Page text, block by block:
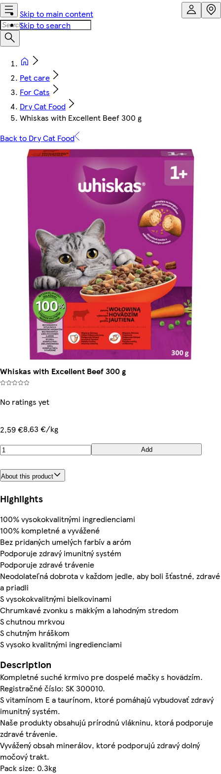
Skip to main content
Skip to search
Pet care
For Cats
Dry Cat Food
Whiskas with Excellent Beef 300 g
Back to Dry Cat Food
Whiskas with Excellent Beef 300 g
No ratings yet
2,59 €8,63 €/kg
Add
About this product
Highlights
100% vysokokvalitnými ingredienciami
100% kompletné a vyvážené
Bez pridaných umelých farbív a aróm
Podporuje zdravý imunitný systém
Podporuje zdravé trávenie
Neodolateľná dobrota v každom jedle, aby boli šťastné, zdravé
a priadli
S vysokokvalitnými bielkovinami
Chrumkavé zvonku s mäkkým a lahodným stredom
S chutnou mrkvou
S chutným hráškom
S vysoko kvalitnými ingredienciami
Description
Kompletné suché krmivo pre dospelé mačky s hovädzím.
Registračné číslo: SK 300010.
S vitamínom E a taurínom, ktoré pomáhajú vybudovať zdravý
imunitný systém.
Naše produkty obsahujú prírodnú vlákninu, ktorá podporuje
zdravé trávenie.
Vyvážený obsah minerálov, ktoré podporujú zdravý dolný
močový trakt.
Pack size: 0.3kg